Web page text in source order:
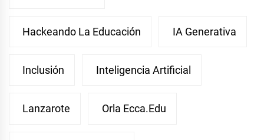
Hackeando La Educación IA Generativa
Inclusión Inteligencia Artificial
Lanzarote Orla Ecca.edu